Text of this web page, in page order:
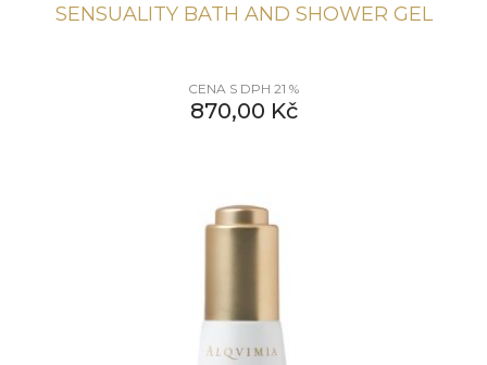
SENSUALITY BATH AND SHOWER GEL
CENA S DPH 21 %
870,00 Kč